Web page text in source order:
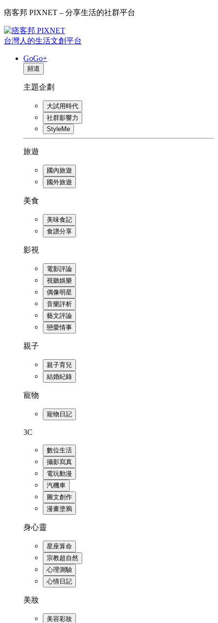
痞客邦 PIXNET – 分享生活的社群平台
台灣人的生活文創平台
GoGo+
頻道
主題企劃
大試用時代
社群影響力
StyleMe
旅遊
國內旅遊
國外旅遊
美食
美味食記
食譜分享
影視
電影評論
視聽娛樂
偶像明星
音樂評析
藝文評論
戀愛情事
親子
親子育兒
結婚紀錄
寵物
寵物日記
3C
數位生活
攝影寫真
電玩動漫
汽機車
圖文創作
漫畫塗鴉
身心靈
星座算命
宗教超自然
心理測驗
心情日記
美妝
美容彩妝